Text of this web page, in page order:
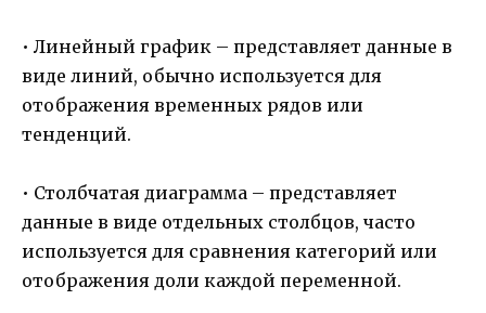
• Линейный график – представляет данные в
виде линий, обычно используется для
отображения временных рядов или
тенденций.
• Столбчатая диаграмма – представляет
данные в виде отдельных столбцов, часто
используется для сравнения категорий или
отображения доли каждой переменной.